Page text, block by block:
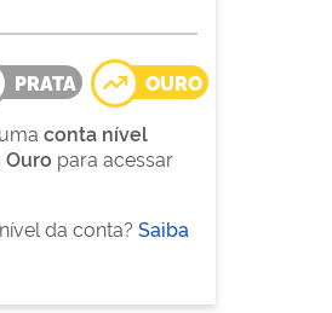
PRATA
OURO
conta nível
Ouro para acessar
da conta? Saiba